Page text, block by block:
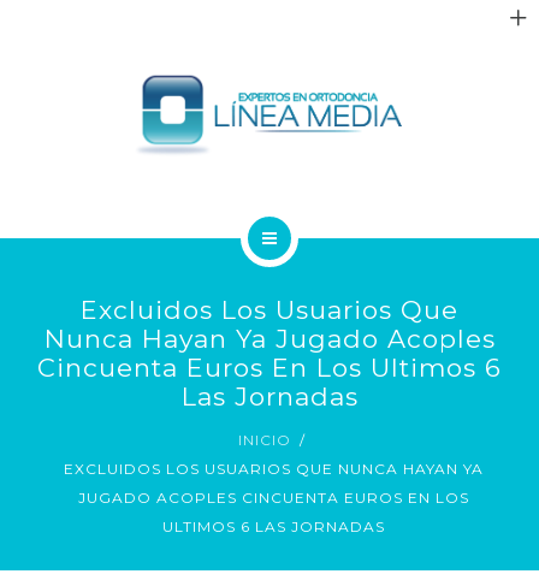
TRATAMIENTOS
CONTACTO
Excluidos Los Usuarios Que
Nunca Hayan Ya Jugado Acoples
Cincuenta Euros En Los Ultimos 6
Las Jornadas
INICIO
EXCLUIDOS LOS USUARIOS QUE NUNCA HAYAN YA
JUGADO ACOPLES CINCUENTA EUROS EN LOS
ULTIMOS 6 LAS JORNADAS